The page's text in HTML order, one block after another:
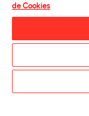
de Cookies